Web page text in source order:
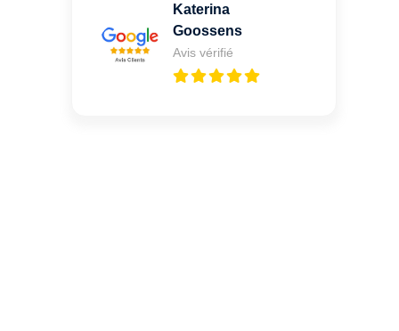
Katerina
Goossens
Avis vérifié